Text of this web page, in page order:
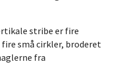
stribe er fire
små cirkler, broderet
fra